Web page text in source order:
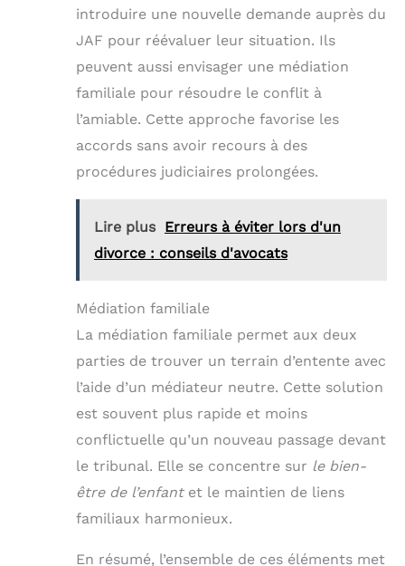
introduire une nouvelle demande auprès du
JAF pour réévaluer leur situation. Ils
peuvent aussi envisager une médiation
familiale pour résoudre le conflit à
l’amiable. Cette approche favorise les
accords sans avoir recours à des
procédures judiciaires prolongées.
Lire plus Erreurs à éviter lors d'un
divorce : conseils d'avocats
Médiation familiale
La médiation familiale permet aux deux
parties de trouver un terrain d’entente avec
l’aide d’un médiateur neutre. Cette solution
est souvent plus rapide et moins
conflictuelle qu’un nouveau passage devant
le tribunal. Elle se concentre sur le bien-
être de l’enfantet le maintien de liens
familiaux harmonieux.
En résumé, l’ensemble de ces éléments met